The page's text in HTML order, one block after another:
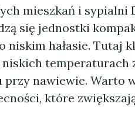
mieszkań i sypialni
się jednostki
niskim hałasie. Tutaj
temperaturach
nawiewie. Warto
które